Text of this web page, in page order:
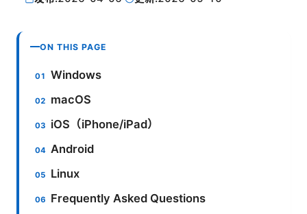
ON THIS PAGE
Windows
macOS
iOS（iPhone/iPad）
Android
Linux
Frequently Asked Questions